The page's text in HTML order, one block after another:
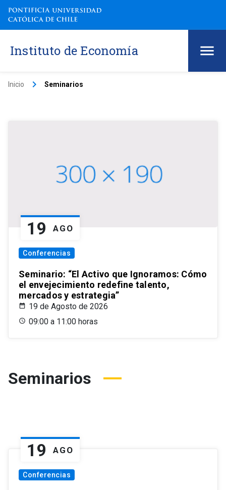
Instituto de Economía
Inicio keyboard_arrow_right Seminarios
19 AGO
Conferencias
Seminario: “El Activo que Ignoramos: Cómo
el envejecimiento redefine talento,
mercados y estrategia”
19 de Agosto de 2026
09:00 a 11:00 horas
Seminarios
19 AGO
Conferencias